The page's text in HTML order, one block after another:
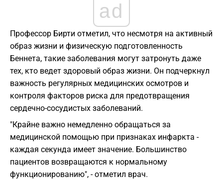
ad
Профессор Бирти отметил, что несмотря на активный
образ жизни и физическую подготовленность
Беннета, такие заболевания могут затронуть даже
тех, кто ведет здоровый образ жизни. Он подчеркнул
важность регулярных медицинских осмотров и
контроля факторов риска для предотвращения
сердечно-сосудистых заболеваний.
"Крайне важно немедленно обращаться за
медицинской помощью при признаках инфаркта -
каждая секунда имеет значение. Большинство
пациентов возвращаются к нормальному
функционированию", - отметил врач.